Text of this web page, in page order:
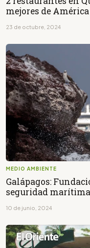
mejores de
23 de octubre, 2024
MEDIO AMBIENTE
Galápagos:
seguridad marítima
10 de junio, 2024